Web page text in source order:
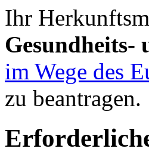
Ihr
im Wege des
zu beantragen.